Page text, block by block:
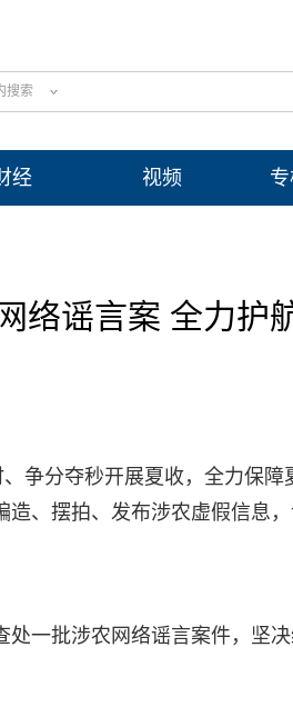
搜索
经 视频
络谣言案 全力护
争分夺秒开展夏收，全力保
、摆拍、发布涉农虚假信息
一批涉农网络谣言案件，坚